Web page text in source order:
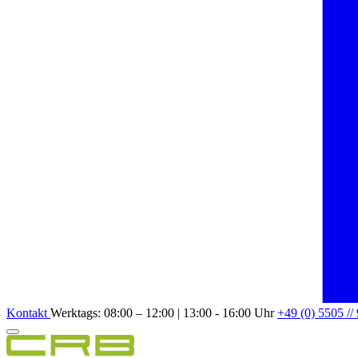
Kontakt Werktags: 08:00 – 12:00 | 13:00 - 16:00 Uhr+49 (0) 5505 //